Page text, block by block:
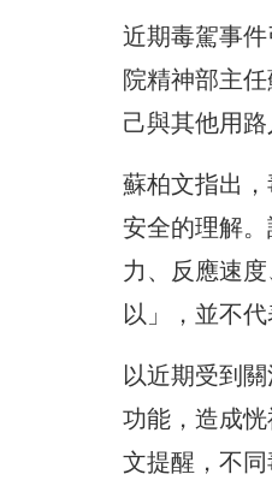
近期毒駕事
院精神部主
己與其他用
蘇柏文指出
安全的理解
力、反應速
以」，並不代
以近期受到
功能，造成
文提醒，不